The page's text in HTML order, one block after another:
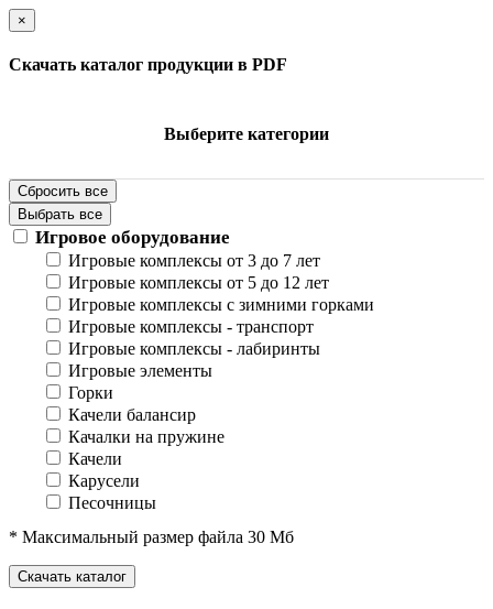
×
Скачать каталог продукции в PDF
Выберите категории
Сбросить все
Выбрать все
Игровое оборудование
Игровые комплексы от 3 до 7 лет
Игровые комплексы от 5 до 12 лет
Игровые комплексы с зимними горками
Игровые комплексы - транспорт
Игровые комплексы - лабиринты
Игровые элементы
Горки
Качели балансир
Качалки на пружине
Качели
Карусели
Песочницы
Домики-беседки
Детские столики и скамьи
Теневые навесы и сцены
* Максимальный размер файла 30 Мб
Скачать каталог